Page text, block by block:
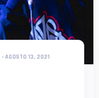
- AGOSTO 13, 2021